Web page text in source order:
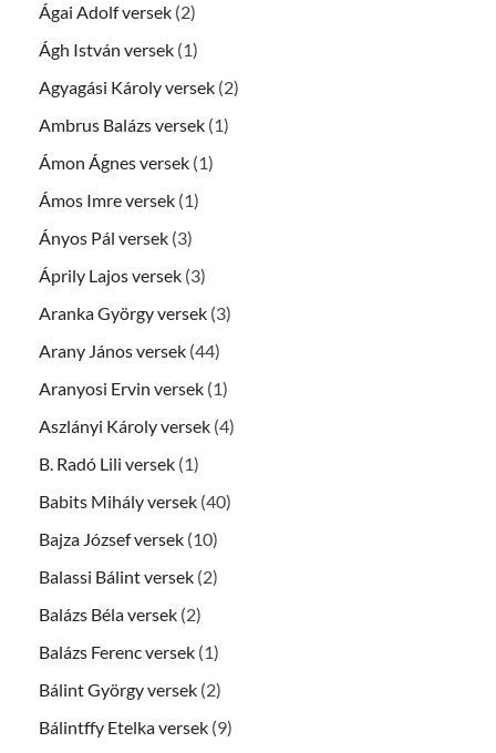
Ágai Adolf versek (2)
Ágh István versek (1)
Agyagási Károly versek (2)
Ambrus Balázs versek (1)
Ámon Ágnes versek (1)
Ámos Imre versek (1)
Ányos Pál versek (3)
Áprily Lajos versek (3)
Aranka György versek (3)
Arany János versek (44)
Aranyosi Ervin versek (1)
Aszlányi Károly versek (4)
B. Radó Lili versek (1)
Babits Mihály versek (40)
Bajza József versek (10)
Balassi Bálint versek (2)
Balázs Béla versek (2)
Balázs Ferenc versek (1)
Bálint György versek (2)
Bálintffy Etelka versek (9)